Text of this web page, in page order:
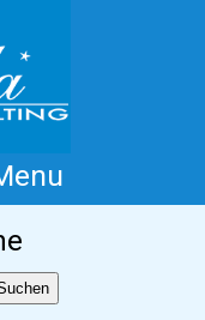
Koop
Referenties